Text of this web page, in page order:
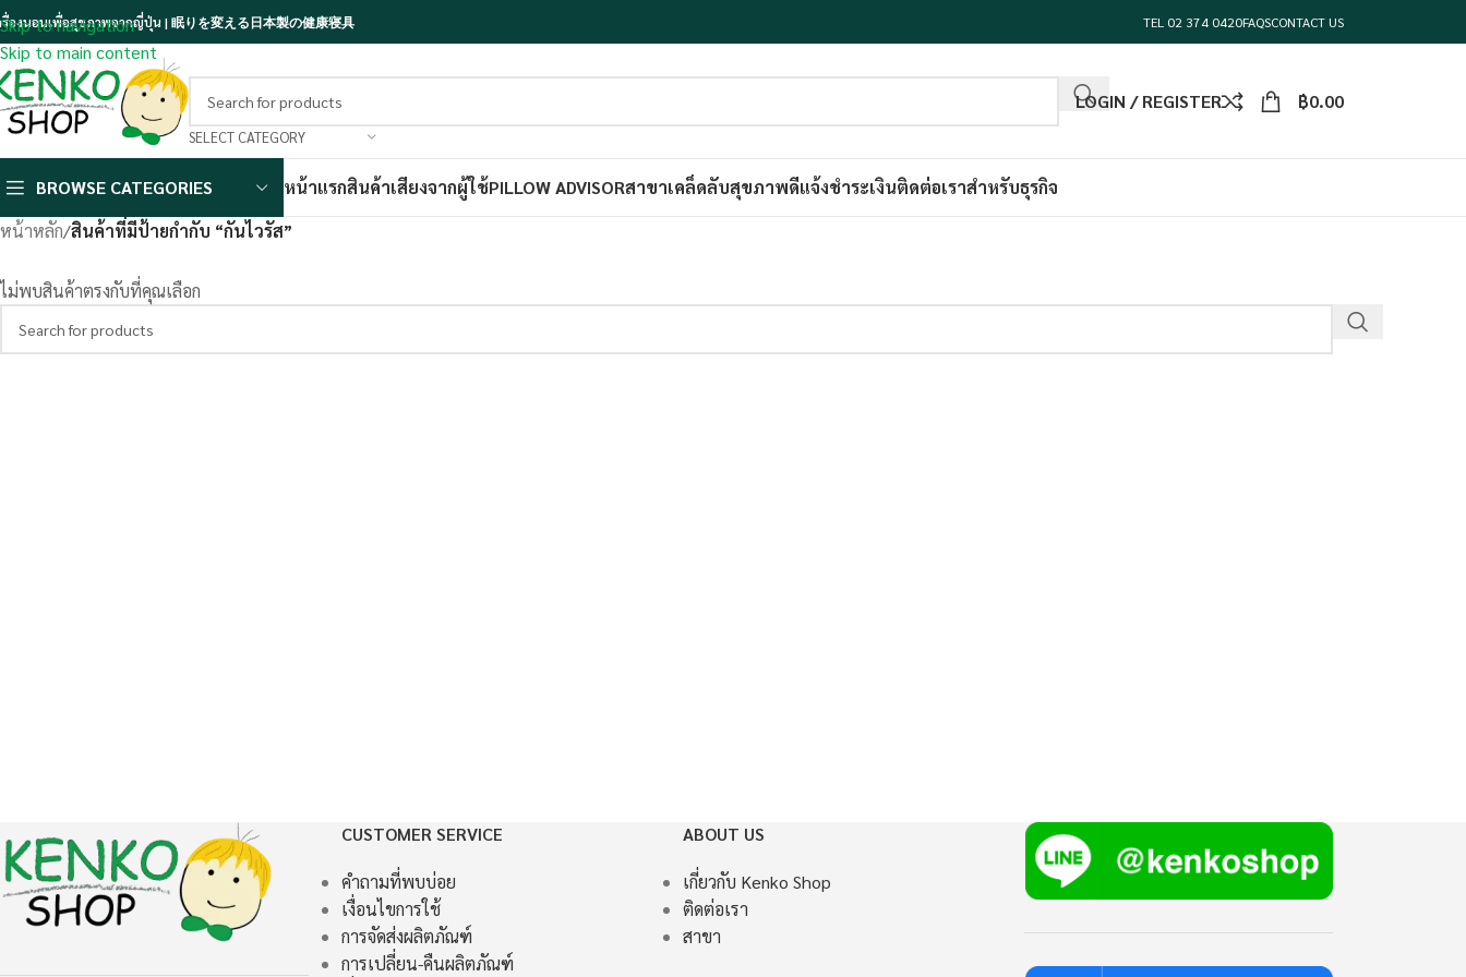
Skip to navigation
Skip to main content
รื่องนอนเพื่อสุขภาพจากญี่ปุ่น | 眠りを変える日本製の健康寝具 TEL 02 374 0420FAQSCONTACT US
SELECT CATEGORY
LOGIN / REGISTER ฿0.00
BROWSE CATEGORIES หน้าแรกสินค้าเสียงจากผู้ใช้PILLOW ADVISORสาขาเคล็ดลับสุขภาพดีแจ้งชำระเงินติดต่อเราสำหรับธุรกิจ
หน้าหลัก/สินค้าที่มีป้ายกำกับ “กันไวรัส”
ไม่พบสินค้าตรงกับที่คุณเลือก
CUSTOMER SERVICE
คำถามที่พบบ่อย
เงื่อนไขการใช้
การจัดส่งผลิตภัณฑ์
การเปลี่ยน-คืนผลิตภัณฑ์
ABOUT US
เกี่ยวกับ Kenko Shop
ติดต่อเรา
สาขา